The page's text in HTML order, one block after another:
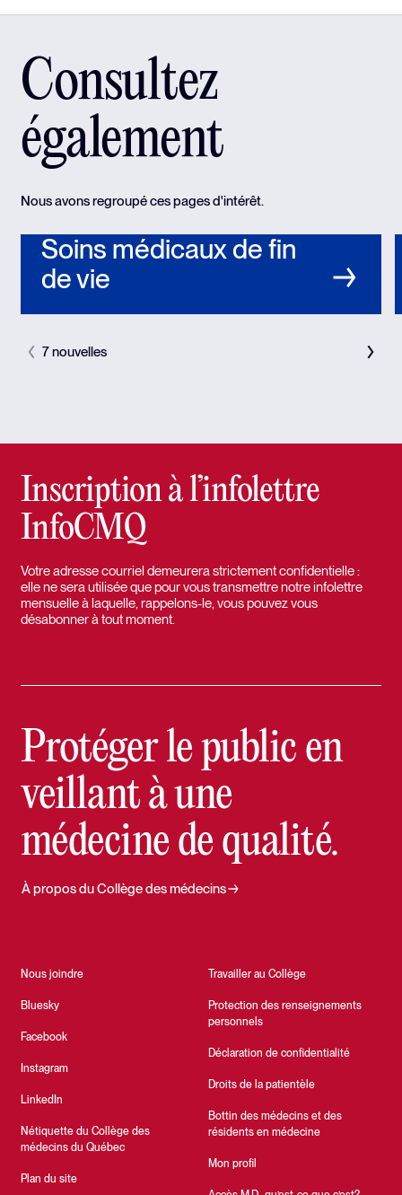
Consultez
également
Nous avons regroupé ces pages d'intérêt.
Soins médicaux de fin
de vie
7 nouvelles
Inscription à l’infolettre
InfoCMQ
Votre adresse courriel demeurera strictement confidentielle :
elle ne sera utilisée que pour vous transmettre notre infolettre
mensuelle à laquelle, rappelons-le, vous pouvez vous
désabonner à tout moment.
Protéger le public en
veillant à une
médecine de qualité.
Nous joindre
Bluesky
Facebook
Instagram
LinkedIn
Nétiquette du Collège des
médecins du Québec
Plan du site
Travailler au Collège
Protection des renseignements
personnels
Déclaration de confidentialité
Droits de la patientèle
Bottin des médecins et des
résidents en médecine
Mon profil
À propos du Collège des médecins